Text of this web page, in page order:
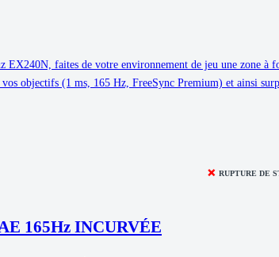
EX240N, faites de votre environnement de jeu une zone à
objectifs (1 ms, 165 Hz, FreeSync Premium) et ainsi
❌ RUPTURE DE
165Hz INCURVÉE